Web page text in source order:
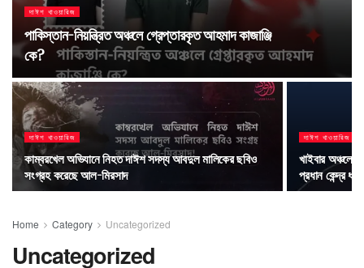
দাঈশ খাওয়ারিজ
পাকিস্তান-নিয়ন্ত্রিত অঞ্চলে গ্রেপ্তারকৃত আহমাদ কাজাঞ্জি
কে?
দাঈশ খাওয়ারিজ
কাম্বরখেল অভিযানে নিহত দাঈশ সদস্য আবদুল মালিকের ছবিও
সংগ্রহ করেছে আল-মিরসাদ
দাঈশ খাওয়ারিজ
খাইবার
প্রধান কেন্দ্র
Home Category Uncategorized
Uncategorized